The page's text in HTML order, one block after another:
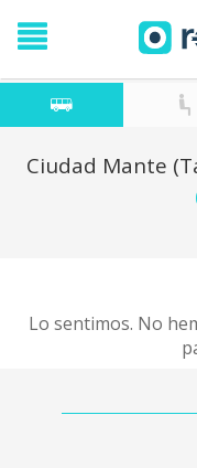
Ciudad Mante
Lo sentimos. No